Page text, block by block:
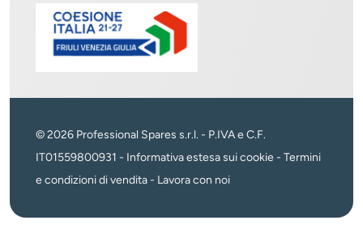
© 2026 Professional Spares s.r.l. - P.IVA e C.F.
IT01559800931 - Informativa estesa sui cookie - Termini
e condizioni di vendita- Lavora con noi